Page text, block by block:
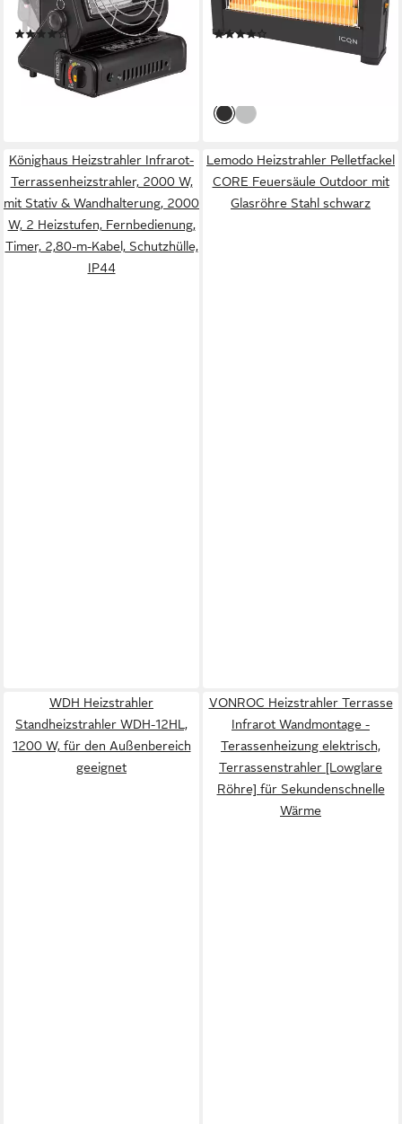
Gasheizer, Gasheizung für
Camping und Angeln
(1)
42,95 € UVP79,95 €
-46%
lieferbar - in 3-4 Werktagen bei dir
Kabel, 900 W, Für Räume bis
9m², IP20, Elektroheizung,
54,90 €
Könighaus Heizstrahler Infrarot-
Terrassenheizstrahler, 2000 W,
mit Stativ & Wandhalterung, 2000
W, 2 Heizstufen, Fernbedienung,
Timer, 2,80-m-Kabel, Schutzhülle,
IP44
Lemodo Heizstrahler Pelletfackel
CORE Feuersäule Outdoor mit
Glasröhre Stahl schwarz
WDH Heizstrahler
Standheizstrahler WDH-12HL,
1200 W, für den Außenbereich
geeignet
VONROC Heizstrahler Terrasse
Infrarot Wandmontage -
Terassenheizung elektrisch,
Terrassenstrahler [Lowglare
Röhre] für Sekundenschnelle
Wärme